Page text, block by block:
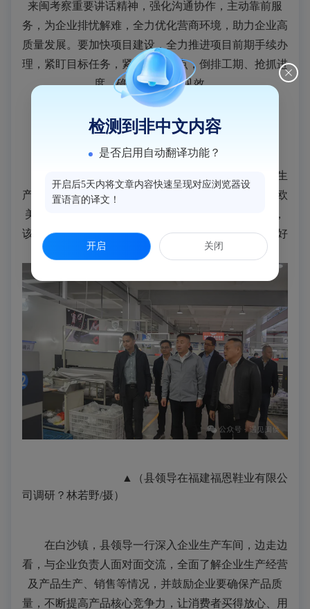
来闽考察重要讲话精神，强化沟通协作，主动靠前服
务，为企业排忧解难，全力优化营商环境，助力企业高
质量发展。要加快项目建设，全力推进项目前期手续办
理，紧盯目标任务，紧扣时间节点，倒排工期、抢抓进
度，确保早投用早见效。
福建福恩鞋业有限公司是位于白沙镇的一家专业生
产世界级品牌运动鞋、休闲鞋的民营企业，产品远销欧
美等40多个国家和地区，自今年4月入驻白沙镇以来，
该公司在人员招聘和产能订单形势上都呈现出一片良好
的景象。
▲（县领导在福建福恩鞋业有限公
司调研 ？林若野/摄）
在白沙镇，县领导一行深入企业生产车间，边走边
看，与企业负责人面对面交流，全面了解企业生产经营
及产品生产、销售等情况，并鼓励企业要确保产品质
量，不断提高产品核心竞争力，让消费者买得放心、用
检测到非中文内容
是否启用自动翻译功能？
开启后5天内将文章内容快速呈现对应浏览器设
置语言的译文！
开启 关闭